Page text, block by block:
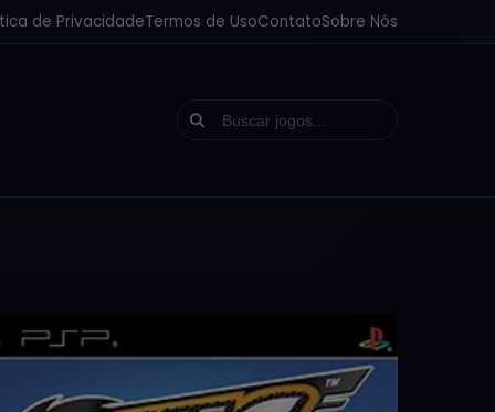
de PrivacidadeTermos de UsoContatoSobre Nós